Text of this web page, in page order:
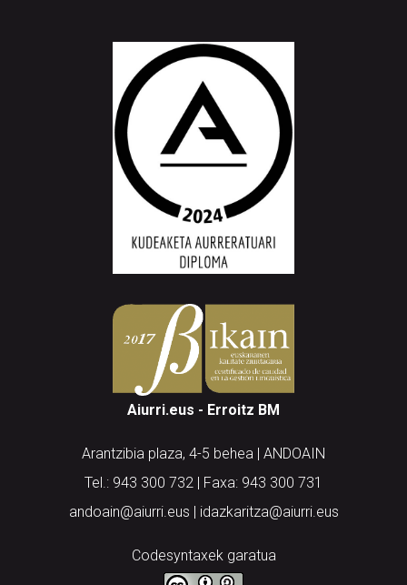
Aiurri.eus - Erroitz BM
Arantzibia plaza, 4-5 behea | ANDOAIN
Tel.: 943 300 732 | Faxa: 943 300 731
andoain@aiurri.eus | idazkaritza@aiurri.eus
Codesyntaxek garatua